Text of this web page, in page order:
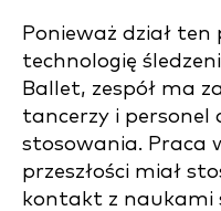
Ponieważ dział
technologię
Ballet, zespół ma
tancerzy i personel
stosowania. Praca
przeszłości miał
kontakt z naukami